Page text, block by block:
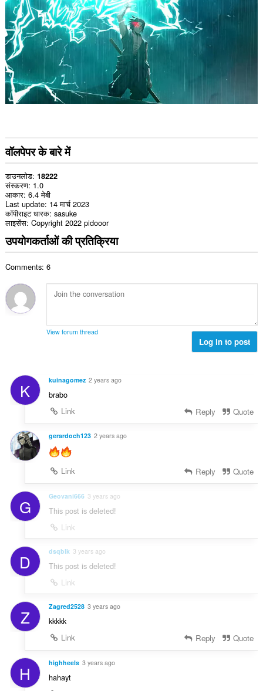
वॉलपेपर के बारे में
डाउनलोड 18222
संस्करण 1.0
आकार 6.4 मेबी
Last update 14 मार्च 2023
कॉपीराइट धारक sasuke
लाइसेंस Copyright 2022 pidooor
उपयोगकर्ताओं की प्रतिक्रिया
Comments: 6
View forum thread
Log in to post
K kuinagomez 2 years ago
brabo
Link
Reply Quote
gerardoch123 2 years ago
Link Reply Quote
G Geovani666 3 years ago
This post is deleted!
Link
D dsqblk 3 years ago
This post is deleted!
Link
Z Zagred2528 3 years ago
kkkkk
Link
Reply Quote
H highheels 3 years ago
hahayt